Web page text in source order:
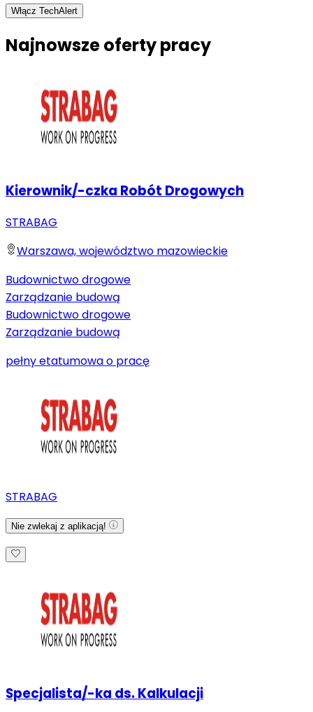
Włącz TechAlert
Najnowsze oferty pracy
Kierownik/-czka Robót Drogowych
STRABAG
Warszawa, województwo mazowieckie
Budownictwo drogowe
Zarządzanie budową
Budownictwo drogowe
Zarządzanie budową
pełny etatumowa o pracę
STRABAG
Nie zwlekaj z aplikacją!
Specjalista/-ka ds. Kalkulacji